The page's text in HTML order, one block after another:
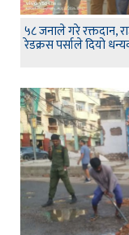
५८ जनाले गरे रक्तदान,
रेडक्रस पर्साले दियो